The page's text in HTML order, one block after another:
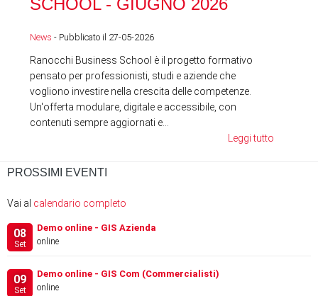
SCHOOL - GIUGNO 2026
News - Pubblicato il 27-05-2026
Ranocchi Business School è il progetto formativo
pensato per professionisti, studi e aziende che
vogliono investire nella crescita delle competenze.
Un'offerta modulare, digitale e accessibile, con
contenuti sempre aggiornati e...
Leggi tutto
PROSSIMI EVENTI
Vai al calendario completo
08
Set
Demo online - GIS Azienda
online
09
Set
Demo online - GIS Com (Commercialisti)
online